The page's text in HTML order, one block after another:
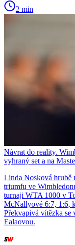
2 min
Návrat do reality.
vyhraný set a na
Linda Nosková hrubě
triumfu ve
turnaji WTA 1000 v
McNallyové 6:7, 1:6,
Překvapivá vítězka
Ealaovou.